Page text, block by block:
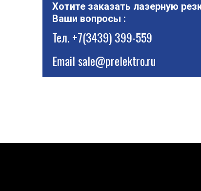
Хотите заказать лазерную
Ваши вопросы :
Тел.+7(3439) 399-559
Emailsale@prelektro.ru